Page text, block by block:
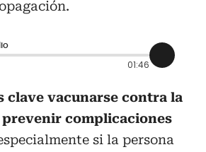
01:46
clave vacunarse contra la
complicaciones
si la persona